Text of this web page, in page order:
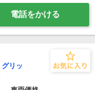
電話をかける
リッ